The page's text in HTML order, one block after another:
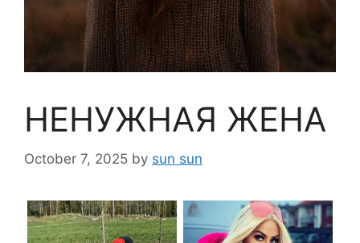
НЕНУЖНАЯ ЖЕНА
October 7, 2025 by sun sun